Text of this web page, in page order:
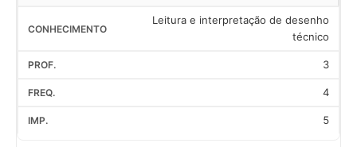
Leitura e interpretação de desenho
técnico
3
4
5